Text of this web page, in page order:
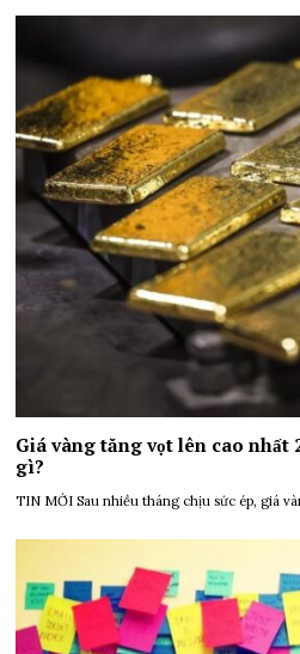
Giá vàng tăng vọt lên cao
gì?
TIN MỚI Sau nhiều tháng chịu sức ép, giá